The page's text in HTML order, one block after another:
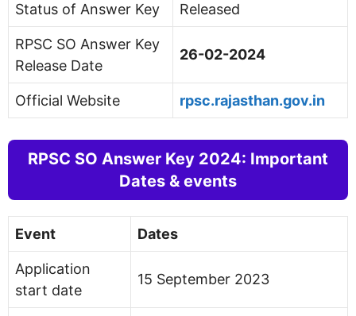
Status of Answer Key Released
RPSC SO Answer Key
Release Date
26-02-2024
Official Website rpsc.rajasthan.gov.in
RPSC SO Answer Key 2024: Important
Dates & events
Event Dates
Application
start date
15 September 2023